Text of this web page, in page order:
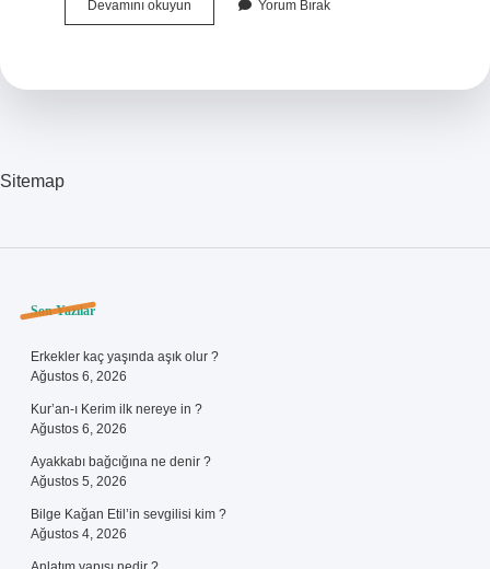
Devamını okuyunMelik
Kelimesinin
Yorum Bırak
Sitemap
Sidebar
Son Yazılar
Erkekler kaç yaşında aşık olur ?
Ağustos 6, 2026
Kur’an-ı Kerim ilk nereye in ?
Ağustos 6, 2026
Ayakkabı bağcığına ne denir ?
Ağustos 5, 2026
Bilge Kağan Etil’in sevgilisi kim ?
Ağustos 4, 2026